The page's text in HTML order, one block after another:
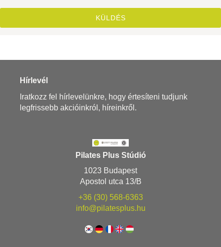
Hírlevél
Iratkozz fel hírlevelünkre, hogy értesíteni tudjunk
legfrissebb akcióinkról, híreinkről.
Pilates Plus Stúdió
1023 Budapest
Apostol utca 13/B
+36 (30) 568-6363
info@pilatesplus.hu